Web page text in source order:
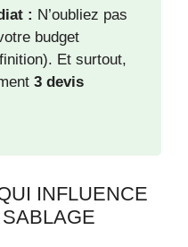
: N’oubliez pas
budget
Et surtout,
3 devis
INFLUENCE